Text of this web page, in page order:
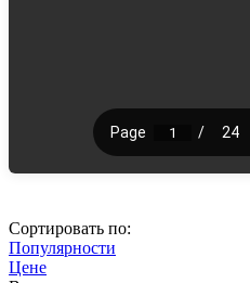
Сортировать по:
Популярности
Цене